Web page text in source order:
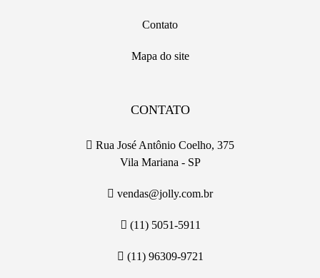
Contato
Mapa do site
CONTATO
Rua José Antônio Coelho, 375
Vila Mariana - SP
vendas@jolly.com.br
(11) 5051-5911
(11) 96309-9721